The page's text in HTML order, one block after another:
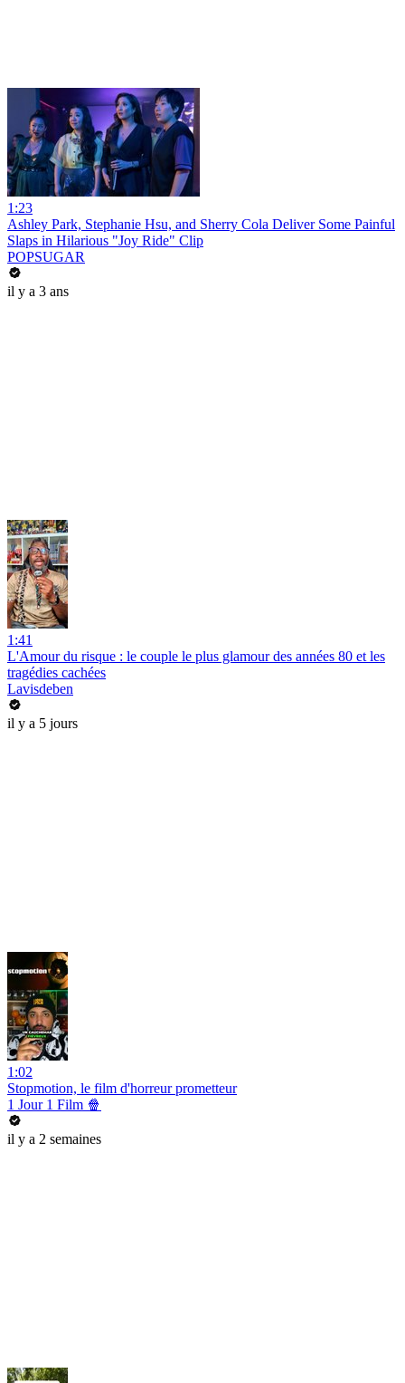
1:23
Ashley Park, Stephanie Hsu, and Sherry Cola Deliver Some Painful
Slaps in Hilarious "Joy Ride" Clip
POPSUGAR
il y a 3 ans
1:41
L'Amour du risque : le couple le plus glamour des années 80 et les
tragédies cachées
Lavisdeben
il y a 5 jours
1:02
Stopmotion, le film d'horreur prometteur
1 Jour 1 Film 🍿
il y a 2 semaines